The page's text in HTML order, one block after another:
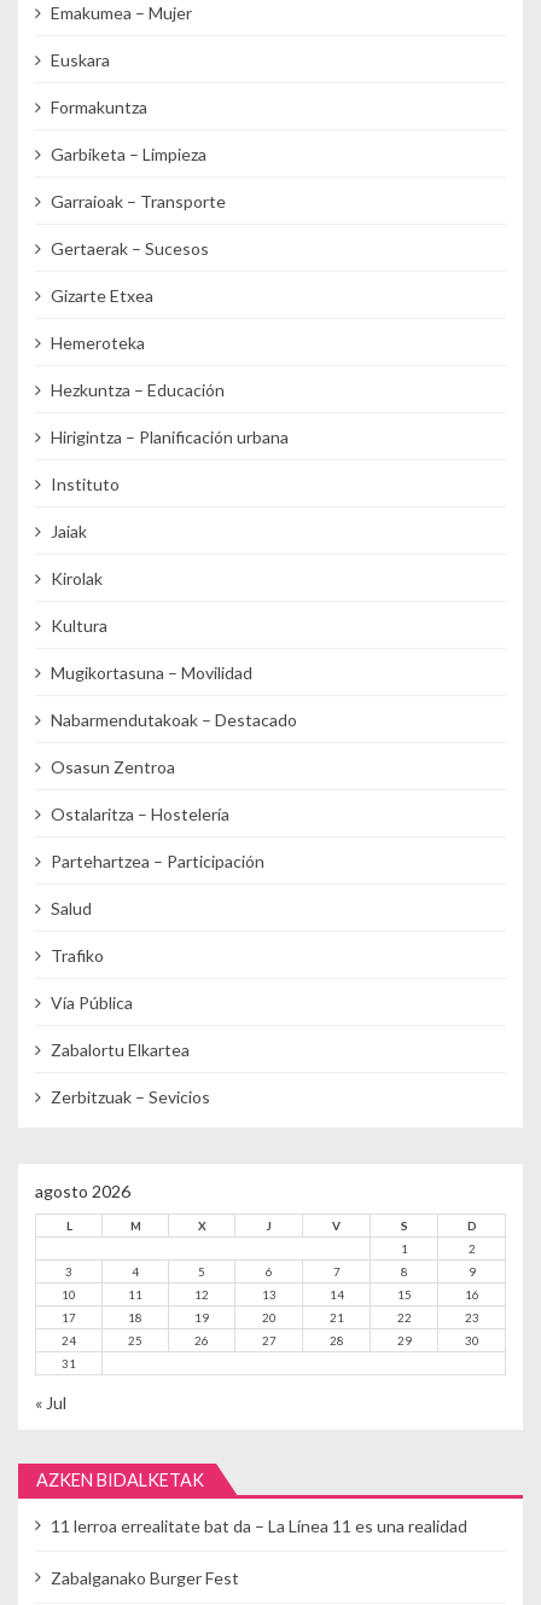
Emakumea – Mujer
Euskara
Formakuntza
Garbiketa – Limpieza
Garraioak – Transporte
Gertaerak – Sucesos
Gizarte Etxea
Hemeroteka
Hezkuntza – Educación
Hirigintza – Planificación urbana
Instituto
Jaiak
Kirolak
Kultura
Mugikortasuna – Movilidad
Nabarmendutakoak – Destacado
Osasun Zentroa
Ostalaritza – Hostelería
Partehartzea – Participación
Salud
Trafiko
Vía Pública
Zabalortu Elkartea
Zerbitzuak – Sevicios
agosto 2026
L M X J V S
D
1
2
3
4 5 6 7 8
9
10
11 12 13 14 15
16
17
18 19 20 21 22
23
24
25 26 27 28 29
30
31
« Jul
AZKEN BIDALKETAK
11 lerroa errealitate bat da – La Línea 11 es una realidad
Zabalganako Burger Fest